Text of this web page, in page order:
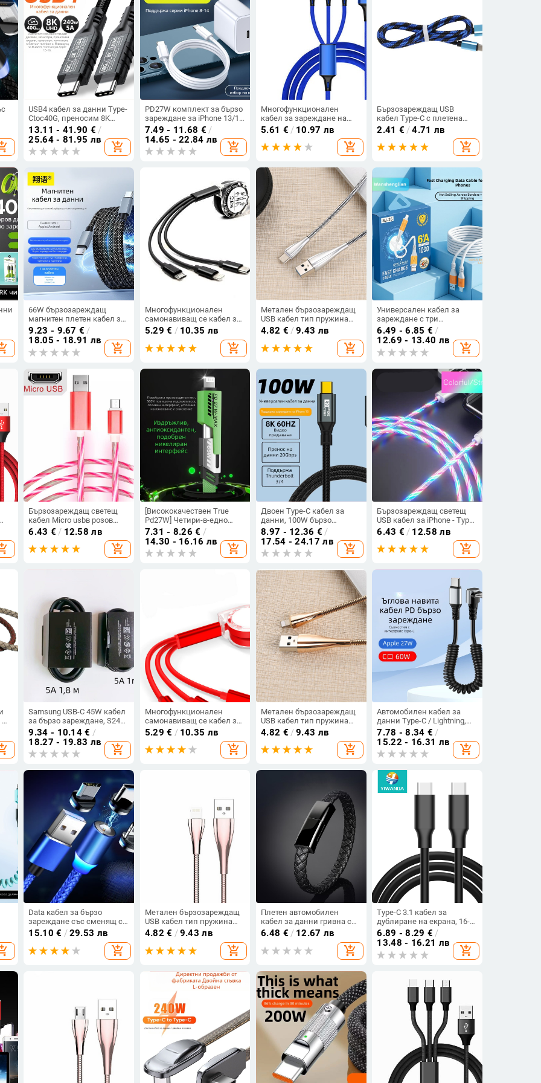
USB4 кабел за данни Type-
Ctoc40G, преносим 8K
проекционен кабел,
съвместим с USB3.2
20G/Thunderbolt 4 линии
240
13.11 - 41.90 € /
25.64 - 81.95 лв
add_shopping_cart
PD27W комплект за бързо
зареждане за iPhone 13/12
— Lightning и USB-C кабел
за данни
7.49 - 11.68 € /
14.65 - 22.84 лв
add_shopping_cart
Многофункционален
кабел за зареждане на
Android и IOS -TYPE-C, Micro
USB, Lighting в син цвят
5.61 € / 10.97 лв
add_shopping_cart
Бързозареждащ USB
кабел Type-C с плетена
обвивка в син цвят
2.41 € /4.71 лв
add_shopping_cart
66W бързозареждащ
магнитен плетен кабел за
данни със съхранение,
подходящ за смартфони и
таблети
9.23 - 9.67 € /
18.05 - 18.91 лв
add_shopping_cart
Многофункционален
самонавиващ се кабел за
мобилни устройства
Android и iOS - TYPE C,
Micro USB и LIghting в
черен цвят
5.29 € / 10.35 лв
add_shopping_cart
Метален бързозареждащ
USB кабел тип пружина
Type-C в сребрист цвят
4.82 € /9.43 лв
add_shopping_cart
Универсален кабел за
зареждане с три
конектора: Type-C,
Lightning и Micro USB,
проводник диаметър 5,5
мм, дължина 1–2 м
6.49 - 6.85 € /
12.69 - 13.40 лв
add_shopping_cart
Бързозареждащ светещ
кабел Micro usbв розов
цвят
6.43 € / 12.58 лв
add_shopping_cart
[Висококачествен True
Pd27W] Четири-в-едно
супер бързо зареждане с
плетен кабел, двуканален
кабел за данни, подходящ
за Apple 15
7.31 - 8.26 € /
14.30 - 16.16 лв
add_shopping_cart
Двоен Type-C кабел за
данни, 100W бързо
зареждане, 8K HD
излъчване на екрана, за
телефони и таблети,
високоскоростен пренос
8.97 - 12.36 € /
17.54 - 24.17 лв
add_shopping_cart
Бързозареждащ светещ
USB кабел за iPhone - Type
Lightning в сребрист цвят
6.43 € / 12.58 лв
add_shopping_cart
—
Samsung USB-C 45W кабел
за бързо зареждане, S24
Ultra, S25 и S22, двойно
Type-C, 5A, дължина 1–2 м
9.34 - 10.14 € /
18.27 - 19.83 лв
add_shopping_cart
Многофункционален
самонавиващ се кабел за
мобилни устройства
Android и iOS - TYPE C,
Micro USB и LIghting в
5.29 € / 10.35 лв
add_shopping_cart
Метален бързозареждащ
USB кабел тип пружина
Type-L в златист цвят
4.82 € /9.43 лв
add_shopping_cart
Автомобилен кабел за
данни Type-C / Lightning,
ъглов дизайн против
счупване, прибиращ се,
6A, чиста медна тел
7.78 - 8.34 € /
15.22 - 16.31 лв
add_shopping_cart
Data кабел за бързо
зареждане със сменящ се
магнитен накрайник Type
C, Micro USB и Lighting
15.10 € /29.53 лв
add_shopping_cart
Метален бързозареждащ
USB кабел тип пружина
Type Lightning в розово-
златист цвят
4.82 € /9.43 лв
add_shopping_cart
Плетен автомобилен
кабел за данни гривна със
скоростно зареждане,
мултиконектор Lightning,
Micro USB и USB-C,
дължина 0,5 м, за Apple и
6.48 € / 12.67 лв
add_shopping_cart
Type-C 3.1 кабел за
дублиране на екрана, 16-
жичен PD бързо
зареждане, 4K видео,
преносим дисплей, USB
3.2 пълен функционален
6.89 - 8.29 € /
13.48 - 16.21 лв
add_shopping_cart